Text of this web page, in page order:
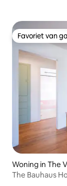
Favoriet van
Favoriet van
Woning in The
The Bauhaus